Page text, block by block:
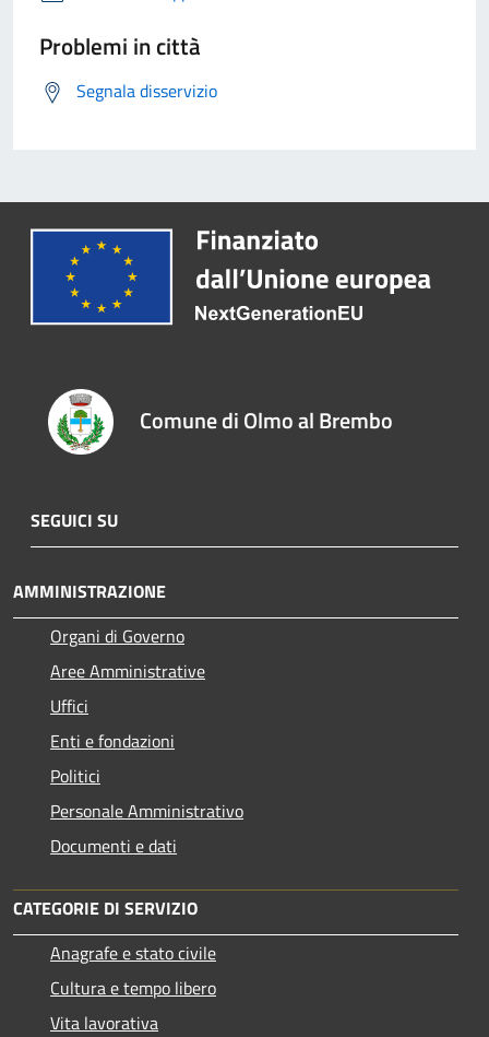
Problemi in città
Segnala disservizio
Comune di Olmo al Brembo
SEGUICI SU
AMMINISTRAZIONE
Organi di Governo
Aree Amministrative
Uffici
Enti e fondazioni
Politici
Personale Amministrativo
Documenti e dati
CATEGORIE DI SERVIZIO
Anagrafe e stato civile
Cultura e tempo libero
Vita lavorativa